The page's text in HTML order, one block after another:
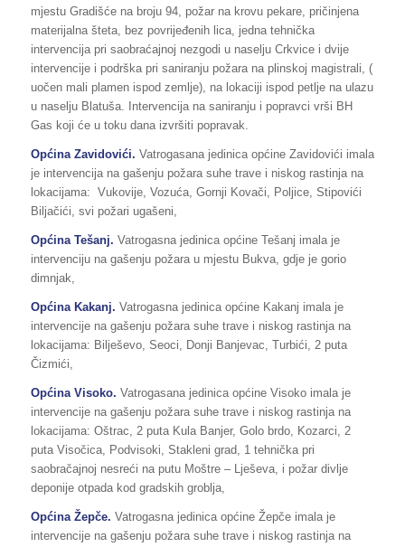
mjestu Gradišće na broju 94, požar na krovu pekare, pričinjena
materijalna šteta, bez povrijeđenih lica, jedna tehnička
intervencija pri saobraćajnoj nezgodi u naselju Crkvice i dvije
intervencije i podrška pri saniranju požara na plinskoj magistrali, (
uočen mali plamen ispod zemlje), na lokaciji ispod petlje na ulazu
u naselju Blatuša. Intervencija na saniranju i popravci vrši BH
Gas koji će u toku dana izvršiti popravak.
Općina Zavidovići. Vatrogasana jedinica općine Zavidovići imala
je intervencija na gašenju požara suhe trave i niskog rastinja na
lokacijama: Vukovije, Vozuća, Gornji Kovači, Poljice, Stipovići
Biljačići, svi požari ugašeni,
Općina Tešanj. Vatrogasna jedinica općine Tešanj imala je
intervenciju na gašenju požara u mjestu Bukva, gdje je gorio
dimnjak,
Općina Kakanj. Vatrogasna jedinica općine Kakanj imala je
intervencije na gašenju požara suhe trave i niskog rastinja na
lokacijama: Bilješevo, Seoci, Donji Banjevac, Turbići, 2 puta
Čizmići,
Općina Visoko. Vatrogasana jedinica općine Visoko imala je
intervencije na gašenju požara suhe trave i niskog rastinja na
lokacijama: Oštrac, 2 puta Kula Banjer, Golo brdo, Kozarci, 2
puta Visočica, Podvisoki, Stakleni grad, 1 tehnička pri
saobračajnoj nesreći na putu Moštre – Lješeva, i požar divlje
deponije otpada kod gradskih groblja,
Općina Žepče. Vatrogasna jedinica općine Žepče imala je
intervencije na gašenju požara suhe trave i niskog rastinja na